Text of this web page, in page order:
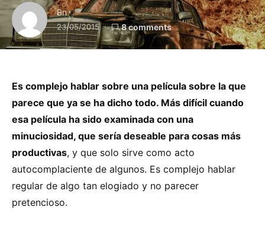
Bn
23/05/2015 8 comments
Es complejo hablar sobre una película sobre la que
parece que ya se ha dicho todo. Más difícil cuando
esa película ha sido examinada con una
minuciosidad, que sería deseable para cosas más
productivas, y que solo sirve como acto
autocomplaciente de algunos. Es complejo hablar
regular de algo tan elogiado y no parecer
pretencioso.